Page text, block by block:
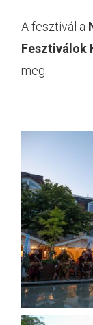
A fesztivál a
Fesztiválok
meg.